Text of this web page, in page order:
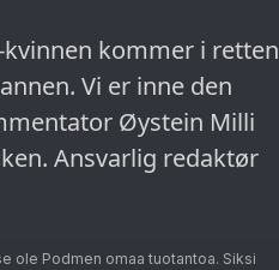
kommer i retten
Vi er inne den
Ansvarlig redaktør
ole Podmen omaa tuotantoa. Siksi